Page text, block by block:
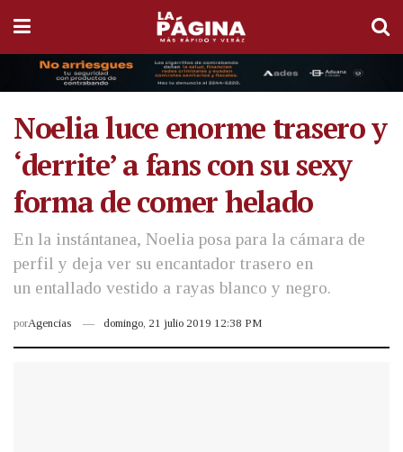
Noelia luce enorme trasero y
‘derrite’ a fans con su sexy
forma de comer helado
En la instántanea, Noelia posa para la cámara de
perfil y deja ver su encantador trasero en
un entallado vestido a rayas blanco y negro.
porAgencias domingo, 21 julio 2019 12:38 PM